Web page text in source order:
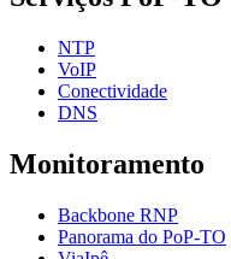
NTP
VoIP
Conectividade
DNS
Monitoramento
Backbone RNP
Panorama do PoP-TO